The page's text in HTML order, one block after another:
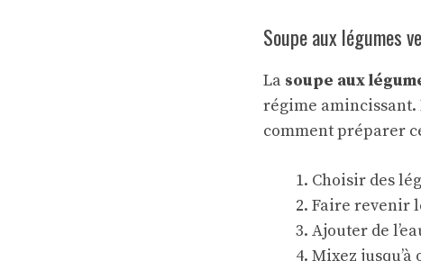
Soupe aux légumes
La soupe aux
régime amincissant.
comment préparer
Choisir des
Faire revenir
Ajouter de
Mixez